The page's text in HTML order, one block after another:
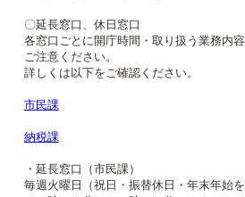
〇延長窓口、休日窓口
各窓口ごとに開庁時間・取り扱う業務内
ご注意ください。
詳しくは以下をご確認ください。
市民課
納税課
・延長窓口（市民課）
毎週火曜日（祝日・振替休日・年末年始を